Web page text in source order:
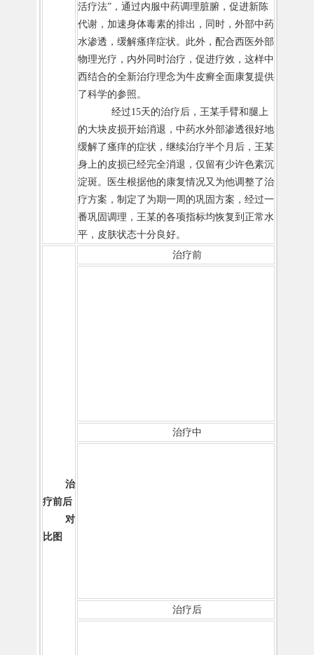
活疗法”，通过内服中药调理脏腑，促进新陈
代谢，加速身体毒素的排出，同时，外部中药
水渗透，缓解瘙痒症状。此外，配合西医外部
物理光疗，内外同时治疗，促进疗效，这样中
西结合的全新治疗理念为牛皮癣全面康复提供
了科学的参照。
经过15天的治疗后，王某手臂和腿上
的大块皮损开始消退，中药水外部渗透很好地
缓解了瘙痒的症状，继续治疗半个月后，王某
身上的皮损已经完全消退，仅留有少许色素沉
淀斑。医生根据他的康复情况又为他调整了治
疗方案，制定了为期一周的巩固方案，经过一
番巩固调理，王某的各项指标均恢复到正常水
平，皮肤状态十分良好。
治
疗前后
对
比图
治疗前
治疗中
治疗后